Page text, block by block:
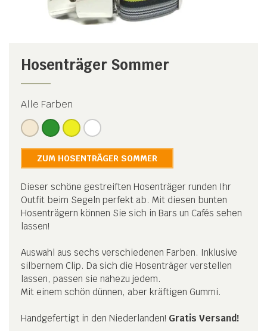
Hosenträger Sommer
Dieser schöne gestreiften Hosenträger runden Ihr
Outfit beim Segeln perfekt ab. Mit diesen bunten
Hosenträgern können Sie sich in Bars un Cafés sehen
lassen!
Auswahl aus sechs verschiedenen Farben. Inklusive
silbernem Clip. Da sich die Hosenträger verstellen
lassen, passen sie nahezu jedem.
Mit einem schön dünnen, aber kräftigen Gummi.
Handgefertigt in den Niederlanden! Gratis Versand!
Alle Farben
ZUM HOSENTRÄGER SOMMER